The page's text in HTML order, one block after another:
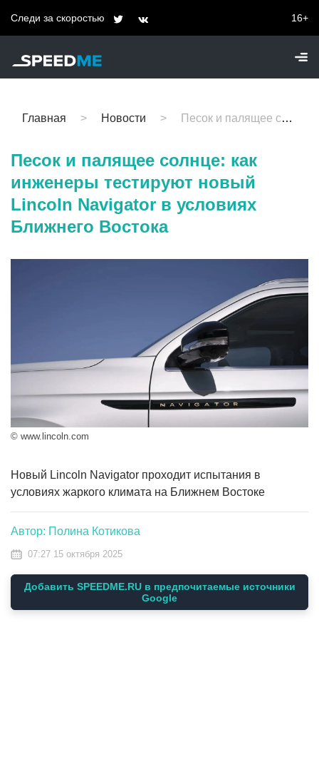
Следи за скоростью 16+
Главная Новости Песок и палящее солнце: как инженеры тестируют новый Lincoln Navigator в условиях Ближнего Востока
Песок и палящее солнце: как
инженеры тестируют новый
Lincoln Navigator в условиях
Ближнего Востока
© www.lincoln.com
Новый Lincoln Navigator проходит испытания в
условиях жаркого климата на Ближнем Востоке
Автор: Полина Котикова
07:27 15 октября 2025
Добавить SPEEDME.RU в предпочитаемые источники
Google